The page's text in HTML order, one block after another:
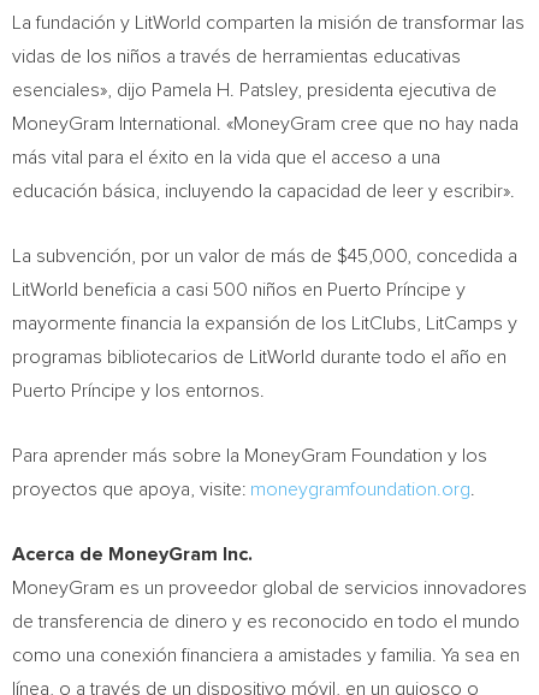
La fundación y LitWorld comparten la misión de transformar las
vidas de los niños a través de herramientas educativas
esenciales», dijo Pamela H. Patsley, presidenta ejecutiva de
MoneyGram International. «MoneyGram cree que no hay nada
más vital para el éxito en la vida que el acceso a una
educación básica, incluyendo la capacidad de leer y escribir».
La subvención, por un valor de más de $45,000 , concedida a
LitWorld beneficia a casi 500 niños en Puerto Príncipe y
mayormente financia la expansión de los LitClubs, LitCamps y
programas bibliotecarios de LitWorld durante todo el año en
Puerto Príncipe y los entornos.
Para aprender más sobre la MoneyGram Foundation y los
proyectos que apoya, visite: moneygramfoundation.org
Acerca de MoneyGram Inc.
MoneyGram es un proveedor global de servicios innovadores
de transferencia de dinero y es reconocido en todo el mundo
como una conexión financiera a amistades y familia. Ya sea en
línea, o a través de un dispositivo móvil, en un quiosco o